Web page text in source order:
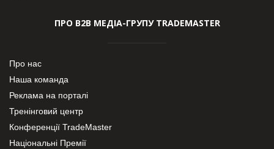
ПРО В2В МЕДІА-ГРУПУ TRADEMASTER
Про нас
Наша команда
Реклама на порталі
Тренінговий центр
Конференції TradeMaster
Національні Премії